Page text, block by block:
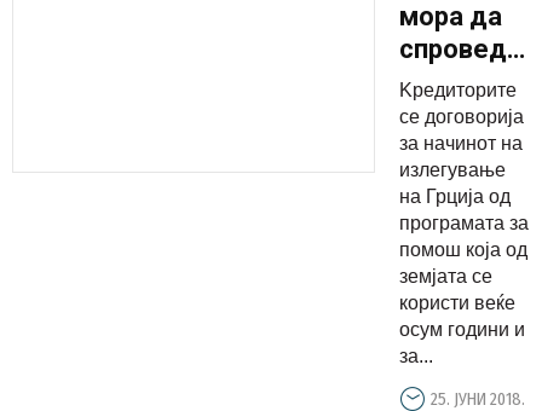
мора да
спроведат
големи
реформи
Kредиторите
се договорија
за начинот на
излегување
на Грција од
програмата за
помош која од
земјата се
користи веќе
осум години и
за...
25. ЈУНИ 2018.